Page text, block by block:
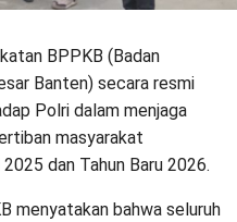
BPPKB (Badan
Banten) secara resmi
Polri dalam menjaga
masyarakat
dan Tahun Baru 2026.
menyatakan bahwa seluruh